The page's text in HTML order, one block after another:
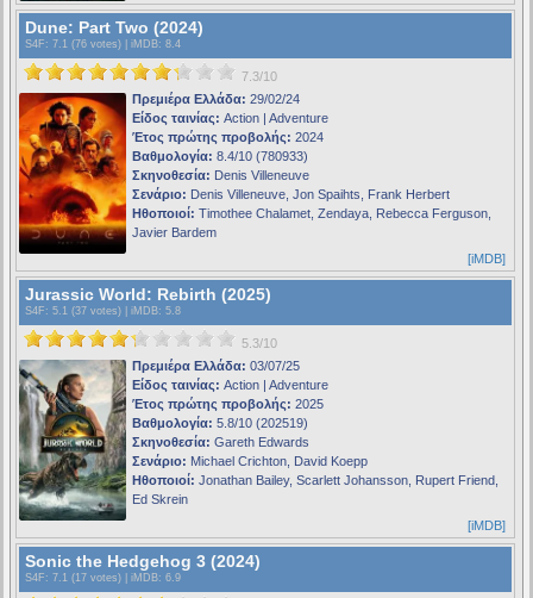
Dune: Part Two (2024)
S4F : 7.1 (76 votes) | iMDB: 8.4
7.3/10
Πρεμιέρα Ελλάδα: 29/02/24
Είδος ταινίας: Action | Adventure
Έτος πρώτης προβολής: 2024
Βαθμολογία: 8.4/10 (780933)
Σκηνοθεσία: Denis Villeneuve
Σενάριο: Denis Villeneuve, Jon Spaihts, Frank Herbert
Ηθοποιοί: Timothee Chalamet, Zendaya, Rebecca Ferguson,
Javier Bardem
[iMDB]
Jurassic World: Rebirth (2025)
S4F : 5.1 (37 votes) | iMDB: 5.8
5.3/10
Πρεμιέρα Ελλάδα: 03/07/25
Είδος ταινίας: Action | Adventure
Έτος πρώτης προβολής: 2025
Βαθμολογία: 5.8/10 (202519)
Σκηνοθεσία: Gareth Edwards
Σενάριο: Michael Crichton, David Koepp
Ηθοποιοί: Jonathan Bailey, Scarlett Johansson, Rupert Friend,
Ed Skrein
[iMDB]
Sonic the Hedgehog 3 (2024)
S4F : 7.1 (17 votes) | iMDB: 6.9